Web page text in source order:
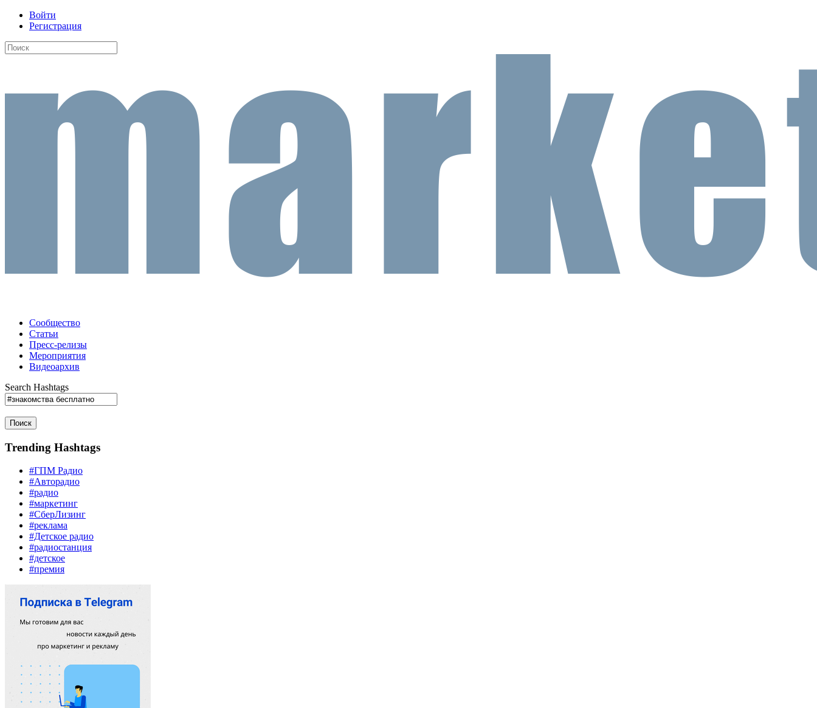
Войти
Регистрация
Сообщество
Статьи
Пресс-релизы
Мероприятия
Видеоархив
Search Hashtags
Поиск
Trending Hashtags
#ГПМ Радио
#Авторадио
#радио
#маркетинг
#СберЛизинг
#реклама
#Детское радио
#радиостанция
#детское
#премия